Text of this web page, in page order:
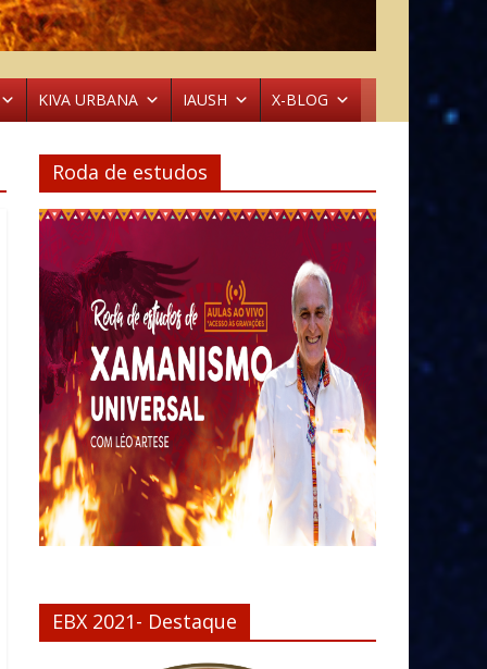
KIVA URBANA IAUSH X-BLOG
Roda de estudos
EBX 2021- Destaque